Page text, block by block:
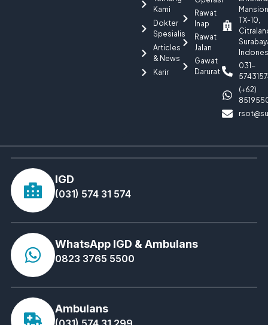
Kami
Dokter
Spesialis
Articles
& News
Karir
Rawat
Inap
Rawat
Jalan
Gawat
Darurat
Mansion
TX-10,
031-
(+62)
IGD
(031) 574 31 574
WhatsApp IGD & Ambulans
0823 3765 5500
Ambulans